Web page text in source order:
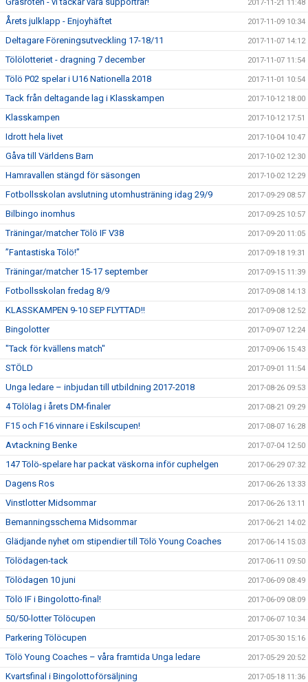
2017-11-21 11:48
Årets julklapp - Enjoyhäftet 2017-11-09 10:34
Deltagare Föreningsutveckling 17-18/11 2017-11-07 14:12
Tölölotteriet - dragning 7 december 2017-11-07 11:54
Tölö P02 spelar i U16 Nationella 2018 2017-11-01 10:54
Tack från deltagande lag i Klasskampen 2017-10-12 18:00
Klasskampen 2017-10-12 17:51
Idrott hela livet 2017-10-04 10:47
Gåva till Världens Barn 2017-10-02 12:30
Hamravallen stängd för säsongen 2017-10-02 12:29
Fotbollsskolan avslutning utomhusträning idag 29/9 2017-09-29 08:57
Bilbingo inomhus 2017-09-25 10:57
Träningar/matcher Tölö IF V38 2017-09-20 11:05
”Fantastiska Tölö!” 2017-09-18 19:31
Träningar/matcher 15-17 september 2017-09-15 11:39
Fotbollsskolan fredag 8/9 2017-09-08 14:13
KLASSKAMPEN 9-10 SEP FLYTTAD!! 2017-09-08 12:52
Bingolotter 2017-09-07 12:24
"Tack för kvällens match" 2017-09-06 15:43
STÖLD 2017-09-01 11:54
Unga ledare – inbjudan till utbildning 2017-2018 2017-08-26 09:53
4 Tölölag i årets DM-finaler 2017-08-21 09:29
F15 och F16 vinnare i Eskilscupen! 2017-08-07 16:28
Avtackning Benke 2017-07-04 12:50
147 Tölö-spelare har packat väskorna inför cuphelgen 2017-06-29 07:32
Dagens Ros 2017-06-26 13:33
Vinstlotter Midsommar 2017-06-26 13:11
Bemanningsschema Midsommar 2017-06-21 14:02
Glädjande nyhet om stipendier till Tölö Young Coaches 2017-06-14 15:03
Tölödagen-tack 2017-06-11 09:50
Tölödagen 10 juni 2017-06-09 08:49
Tölö IF i Bingolotto-final! 2017-06-09 08:09
50/50-lotter Tölöcupen 2017-06-07 10:34
Parkering Tölöcupen 2017-05-30 15:16
Tölö Young Coaches – våra framtida Unga ledare 2017-05-29 20:52
Kvartsfinal i Bingolottoförsäljning 2017-05-18 11:36